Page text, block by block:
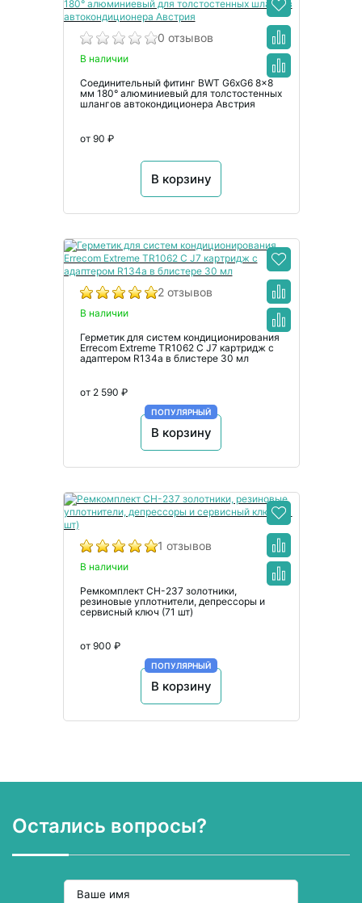
0 отзывов
В наличии
Соединительный фитинг BWT G6xG6 8x8
мм 180° алюминиевый для толстостенных
шлангов автокондиционера Австрия
от 90 ₽
В корзину
2 отзывов
В наличии
Герметик для систем кондиционирования
Errecom Extreme TR1062 C J7 картридж с
адаптером R134a в блистере 30 мл
от 2 590 ₽
В корзину
ПОПУЛЯРНЫЙ
1 отзывов
В наличии
Ремкомплект CH-237 золотники,
резиновые уплотнители, депрессоры и
сервисный ключ (71 шт)
от 900 ₽
В корзину
ПОПУЛЯРНЫЙ
Остались вопросы?